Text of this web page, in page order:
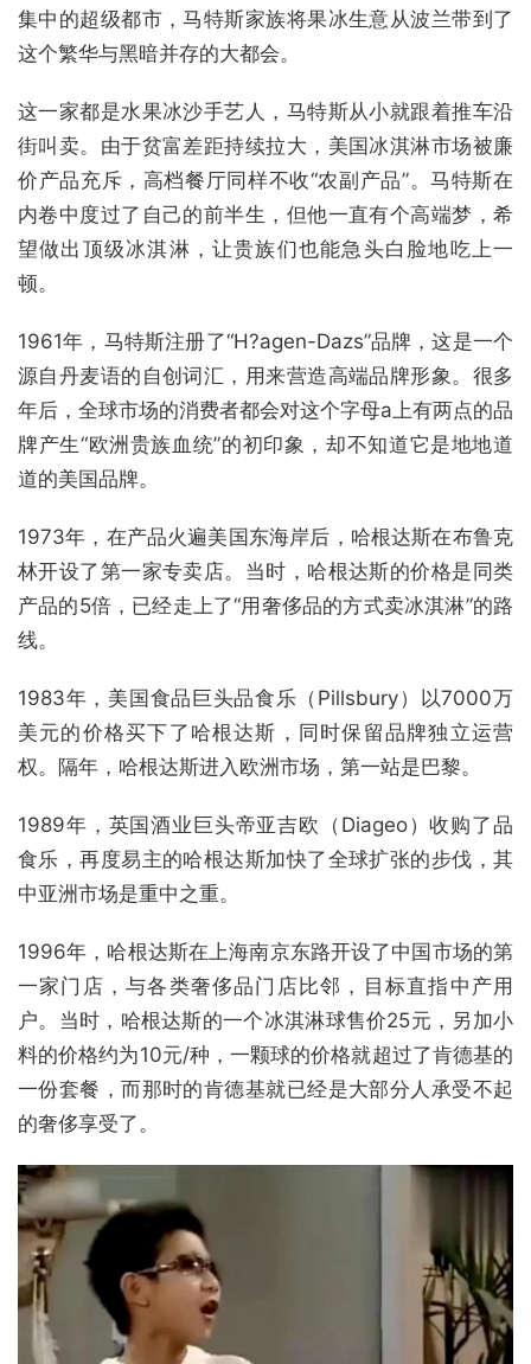
集中的超级都市，马特斯家族将果冰生意从波兰带到了
这个繁华与黑暗并存的大都会。
这一家都是水果冰沙手艺人，马特斯从小就跟着推车沿
街叫卖。由于贫富差距持续拉大，美国冰淇淋市场被廉
价产品充斥，高档餐厅同样不收“农副产品”。马特斯在
内卷中度过了自己的前半生，但他一直有个高端梦，希
望做出顶级冰淇淋，让贵族们也能急头白脸地吃上一
顿。
1961年，马特斯注册了“H?agen-Dazs”品牌，这是一个
源自丹麦语的自创词汇，用来营造高端品牌形象。很多
年后，全球市场的消费者都会对这个字母a上有两点的品
牌产生“欧洲贵族血统”的初印象，却不知道它是地地道
道的美国品牌。
1973年，在产品火遍美国东海岸后，哈根达斯在布鲁克
林开设了第一家专卖店。当时，哈根达斯的价格是同类
产品的5倍，已经走上了“用奢侈品的方式卖冰淇淋”的路
线。
1983年，美国食品巨头品食乐（Pillsbury）以7000万
美元的价格买下了哈根达斯，同时保留品牌独立运营
权。隔年，哈根达斯进入欧洲市场，第一站是巴黎。
1989年，英国酒业巨头帝亚吉欧（Diageo）收购了品
食乐，再度易主的哈根达斯加快了全球扩张的步伐，其
中亚洲市场是重中之重。
1996年，哈根达斯在上海南京东路开设了中国市场的第
一家门店，与各类奢侈品门店比邻，目标直指中产用
户。当时，哈根达斯的一个冰淇淋球售价25元，另加小
料的价格约为10元/种，一颗球的价格就超过了肯德基的
一份套餐，而那时的肯德基就已经是大部分人承受不起
的奢侈享受了。